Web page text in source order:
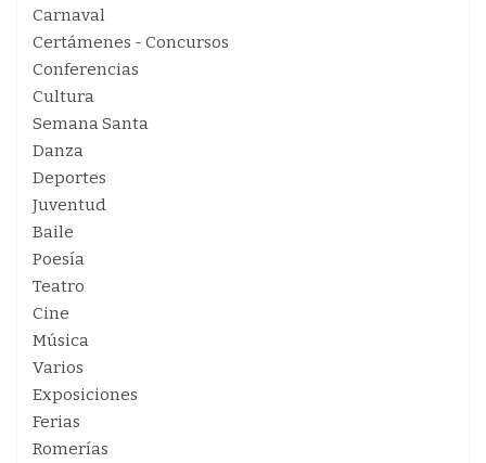
Carnaval
Certámenes - Concursos
Conferencias
Cultura
Semana Santa
Danza
Deportes
Juventud
Baile
Poesía
Teatro
Cine
Música
Varios
Exposiciones
Ferias
Romerías